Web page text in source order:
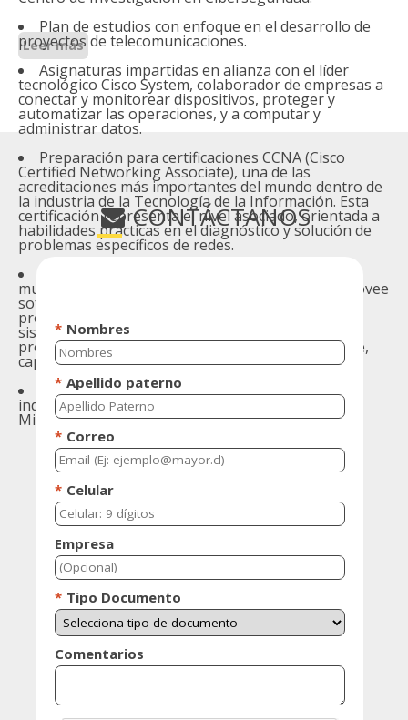
Plan de estudios con enfoque en el desarrollo de
proyectos de telecomunicaciones.
Asignaturas impartidas en alianza con el líder
tecnológico Cisco System, colaborador de empresas a
conectar y monitorear dispositivos, proteger y
automatizar las operaciones, y a computar y
administrar datos.
Preparación para certificaciones CCNA (Cisco
Certified Networking Associate), una de las
acreditaciones más importantes del mundo dentro de
la industria de la Tecnología de la Información. Esta
certificación representa el nivel asociado, orientada a
habilidades prácticas en el diagnóstico y solución de
problemas específicos de redes.
multinacional estadounidense de software que provee
software de código abierto a empresas,
proporcionando almacenamiento, plataformas de
sistemas operativos, middleware, aplicaciones,
productos de administración y servicios de soporte,
capacitación y consultoría.
Mejor empleabilidad instituciones dentro de la
industria sobre el 73% al primer año. Fuente:
Mifuturo.cl.
Leer más
CONTÁCTANOS